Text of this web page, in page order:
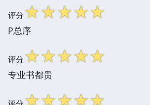
评分☆☆☆☆☆
P总序
评分☆☆☆☆☆
专业书都贵
☆☆☆☆☆